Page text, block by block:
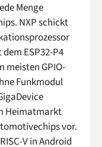
Menge
NXP schickt
ESP32-P4
meisten GPIO-
Funkmodul
Heimatmarkt
vor.
V in Android